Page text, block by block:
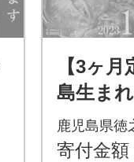
【3ヶ
島生ま
牛」贅
定期便
鹿児島県徳
寄付金額